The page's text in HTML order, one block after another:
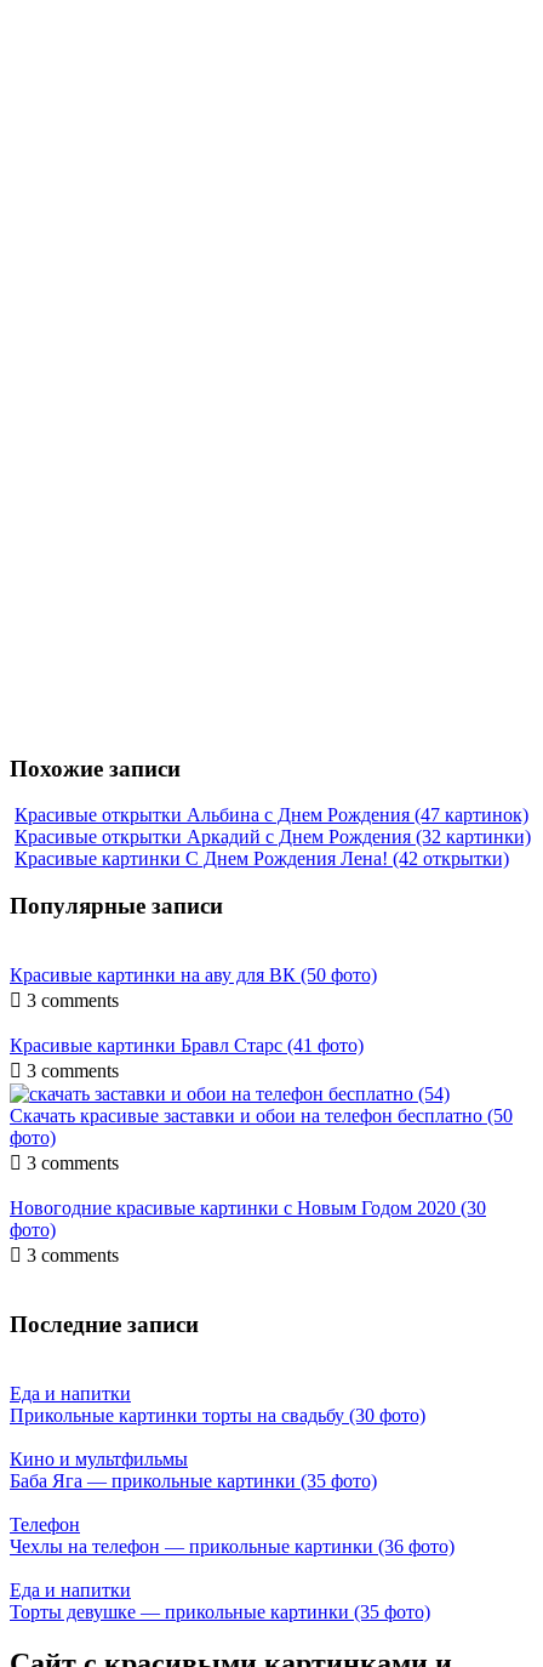
Похожие записи
Красивые открытки Альбина с Днем Рождения (47 картинок)
Красивые открытки Аркадий с Днем Рождения (32 картинки)
Красивые картинки С Днем Рождения Лена! (42 открытки)
Популярные записи
Красивые картинки на аву для ВК (50 фото)
 3 comments
Красивые картинки Бравл Старс (41 фото)
 3 comments
Скачать красивые заставки и обои на телефон бесплатно (50
фото)
 3 comments
Новогодние красивые картинки с Новым Годом 2020 (30
фото)
 3 comments
Последние записи
Еда и напитки
Прикольные картинки торты на свадьбу (30 фото)
Кино и мультфильмы
Баба Яга — прикольные картинки (35 фото)
Телефон
Чехлы на телефон — прикольные картинки (36 фото)
Еда и напитки
Торты девушке — прикольные картинки (35 фото)